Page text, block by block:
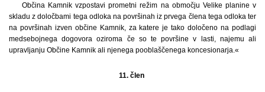
Občina Kamnik vzpostavi prometni režim na območju Velike planine v
skladu z določbami tega odloka na površinah iz prvega člena tega odloka ter
na površinah izven občine Kamnik, za katere je tako določeno na podlagi
medsebojnega dogovora oziroma če so te površine v lasti, najemu ali
upravljanju Občine Kamnik ali njenega pooblaščenega koncesionarja.«
11. člen